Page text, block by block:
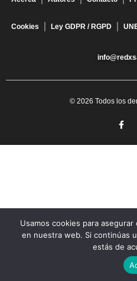
Cookies Ley GDPR / RGPD
© 2026 Todos los
Usamos cookies para
en nuestra web. Si continúas
estás de